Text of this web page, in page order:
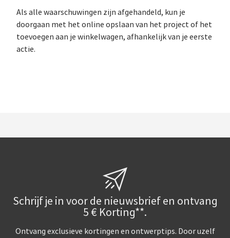
Als alle waarschuwingen zijn afgehandeld, kun je
doorgaan met het online opslaan van het project of het
toevoegen aan je winkelwagen, afhankelijk van je eerste
actie.
Schrijf je in voor de nieuwsbrief en ontvang
5 € Korting**.
Ontvang exclusieve kortingen en ontwerptips. Door uzelf